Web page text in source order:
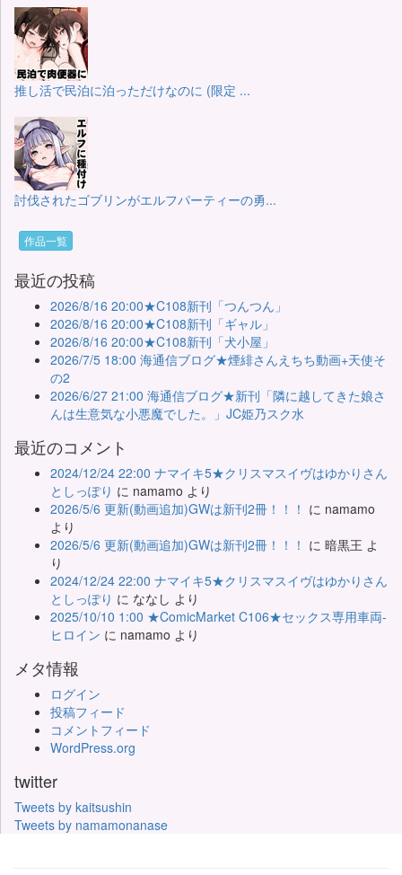
推し活で民泊に泊っただけなのに (限定 ...
討伐されたゴブリンがエルフパーティーの勇...
作品一覧
最近の投稿
2026/8/16 20:00★C108新刊「つんつん」
2026/8/16 20:00★C108新刊「ギャル」
2026/8/16 20:00★C108新刊「犬小屋」
2026/7/5 18:00 海通信ブログ★煙緋さんえちち動画+天使そ
の2
2026/6/27 21:00 海通信ブログ★新刊「隣に越してきた娘さ
んは生意気な小悪魔でした。」JC姫乃スク水
最近のコメント
2024/12/24 22:00 ナマイキ5★クリスマスイヴはゆかりさん
としっぽり に namamo より
2026/5/6 更新(動画追加)GWは新刊2冊！！！ に namamo
より
2026/5/6 更新(動画追加)GWは新刊2冊！！！ に 暗黒王 よ
り
2024/12/24 22:00 ナマイキ5★クリスマスイヴはゆかりさん
としっぽり に ななし より
2025/10/10 1:00 ★ComicMarket C106★セックス専用車両-
ヒロイン に namamo より
メタ情報
ログイン
投稿フィード
コメントフィード
WordPress.org
twitter
Tweets by kaitsushin
Tweets by namamonanase